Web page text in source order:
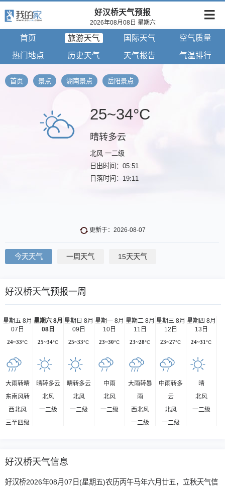
好汉桥天气预报
2026年08月08日 星期六
首页 旅游天气 国际天气 空气质量
热门地点 历史天气 天气报告 气温排行
首页 景点 湖南景点 岳阳景点
25~34°C
晴转多云
北风 一二级
日出时间：05:51
日落时间：19:11
更新于：2026-08-07
今天天气 一周天气 15天天气
好汉桥天气预报一周
星期五 8月
07日
24~33°C
大雨转晴
东南风转
西北风
三至四级
星期六 8月
08日
25~34°C
晴转多云
北风
一二级
星期日 8月
09日
25~33°C
晴转多云
北风
一二级
星期一 8月
10日
23~30°C
中雨
北风
一二级
星期二 8月
11日
23~28°C
大雨转暴
雨
西北风
一二级
星期三 8月
12日
23~27°C
中雨转多
云
北风
一二级
星期四 8月
13日
24~31°C
晴
北风
一二级
好汉桥天气信息
好汉桥2026年08月07日(星期五)农历丙午马年六月廿五，立秋天气信